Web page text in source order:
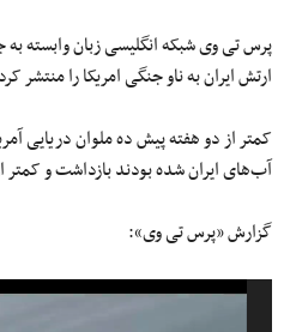
پرس تی وی شبکه انگلیسی زبان وابسته
ارتش ایران به ناو جنگی امریکا را منتشر
کمتر از دو هفته پیش ده ملوان دریایی
آب‌های ایران شده بودند بازداشت و کمتر از ۲۴ ساعت بعد آزاد
گزارش «پرس تی‌ وی»:
نمایشگر